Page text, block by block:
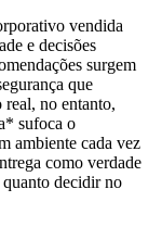
vendida
e decisões
surgem
que
no entanto,
sufoca o
ambiente cada vez
como verdade
quanto decidir no